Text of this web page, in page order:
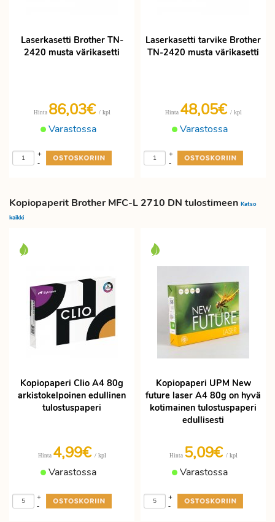
Laserkasetti Brother TN-
2420 musta värikasetti
Varastossa
Hinta 86,03€ / kpl
-
+
Laserkasetti tarvike Brother
TN-2420 musta värikasetti
Varastossa
Hinta 48,05€ / kpl
-
+
Kopiopaperit Brother MFC-L 2710 DN tulostimeen Katso
kaikki
Kopiopaperi Clio A4 80g
arkistokelpoinen edullinen
tulostuspaperi
Hinta 4,99€ / kpl
Varastossa
-
+
Kopiopaperi UPM New
future laser A4 80g on hyvä
kotimainen tulostuspaperi
edullisesti
Hinta 5,09€ / kpl
Varastossa
-
+